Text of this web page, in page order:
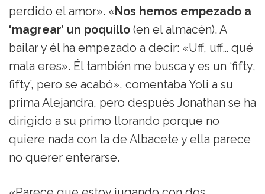
perdido el amor». «Nos hemos empezado a
‘magrear’ un poquillo (en el almacén). A
bailar y él ha empezado a decir: «Uff, uff… qué
mala eres». Él también me busca y es un ‘fifty,
fifty’, pero se acabó», comentaba Yoli a su
prima Alejandra, pero después Jonathan se ha
dirigido a su primo llorando porque no
quiere nada con la de Albacete y ella parece
no querer enterarse.